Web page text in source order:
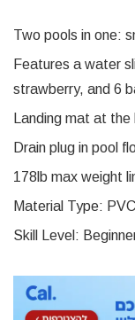
Two pools in one:
Features a water
strawberry, and 6
Landing mat at
Drain plug in pool
178lb max weight
Material Type: PVC
Skill Level: